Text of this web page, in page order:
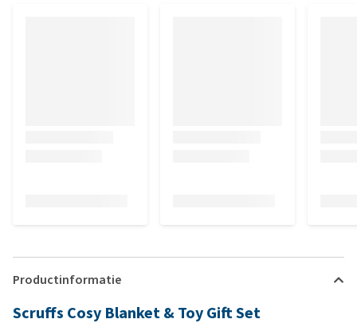
Productinformatie
Scruffs Cosy Blanket & Toy Gift Set